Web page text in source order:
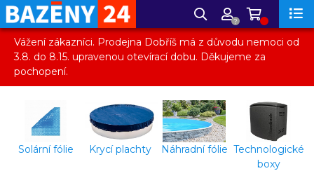
?
Vážení zákazníci. Prodejna Dobříš má z důvodu nemoci od
3.8. do 8.15. upravenou otevírací dobu. Děkujeme za
pochopení.
Solární fólie Krycí plachty Náhradní fólie Technologické
boxy